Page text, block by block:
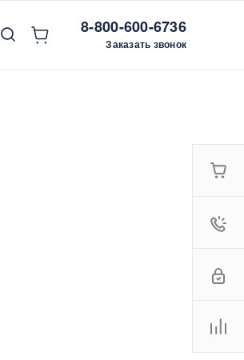
8-800-600-6736
Заказать звонок